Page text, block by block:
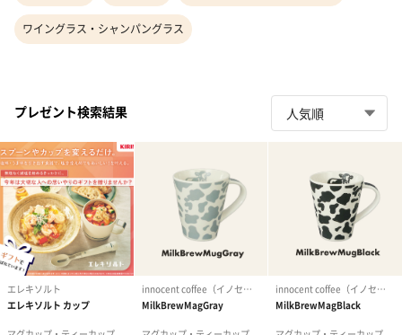
ワイングラス・シャンパングラス
プレゼント検索結果